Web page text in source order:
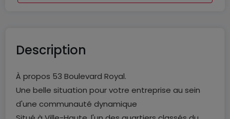
Description
À propos 53 Boulevard Royal.
Une belle situation pour votre entreprise au sein
d'une communauté dynamique